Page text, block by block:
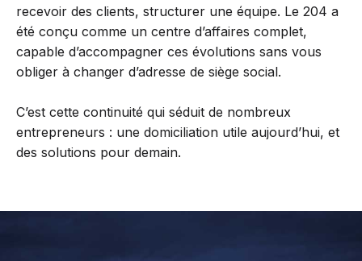
recevoir des clients, structurer une équipe. Le 204 a
été conçu comme un centre d’affaires complet,
capable d’accompagner ces évolutions sans vous
obliger à changer d’adresse de siège social.
C’est cette continuité qui séduit de nombreux
entrepreneurs : une domiciliation utile aujourd’hui, et
des solutions pour demain.